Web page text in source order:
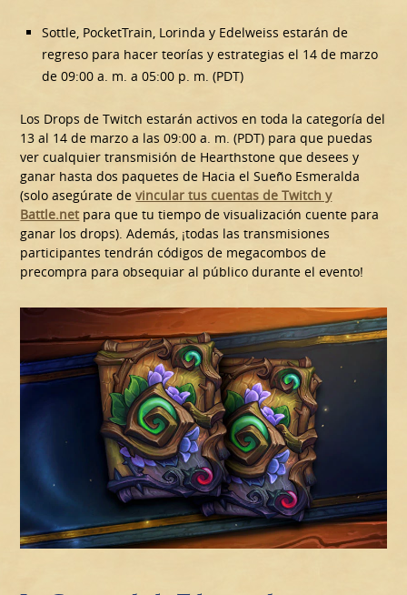
Sottle, PocketTrain, Lorinda y Edelweiss estarán de
regreso para hacer teorías y estrategias el 14 de marzo
de 09:00 a. m. a 05:00 p. m. (PDT)
Los Drops de Twitch estarán activos en toda la categoría del
13 al 14 de marzo a las 09:00 a. m. (PDT) para que puedas
ver cualquier transmisión de Hearthstone que desees y
ganar hasta dos paquetes de Hacia el Sueño Esmeralda
(solo asegúrate devincular tus cuentas de Twitch y
Battle.net para que tu tiempo de visualización cuente para
ganar los drops). Además, ¡todas las transmisiones
participantes tendrán códigos de megacombos de
precompra para obsequiar al público durante el evento!